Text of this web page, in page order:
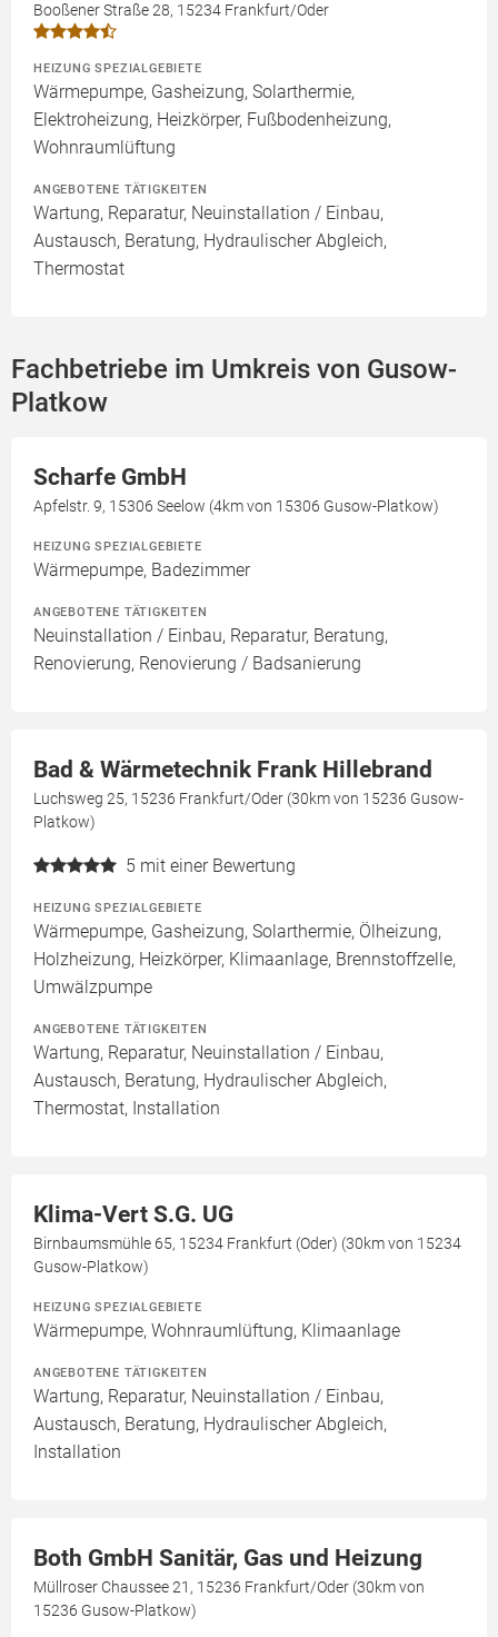
Booßener Straße 28, 15234 Frankfurt/Oder
HEIZUNG SPEZIALGEBIETE
Wärmepumpe, Gasheizung, Solarthermie,
Elektroheizung, Heizkörper, Fußbodenheizung,
Wohnraumlüftung
ANGEBOTENE TÄTIGKEITEN
Wartung, Reparatur, Neuinstallation / Einbau,
Austausch, Beratung, Hydraulischer Abgleich,
Thermostat
Fachbetriebe im Umkreis von Gusow-
Platkow
Scharfe GmbH
Apfelstr. 9, 15306 Seelow (4km von 15306 Gusow-Platkow)
HEIZUNG SPEZIALGEBIETE
Wärmepumpe, Badezimmer
ANGEBOTENE TÄTIGKEITEN
Neuinstallation / Einbau, Reparatur, Beratung,
Renovierung, Renovierung / Badsanierung
Bad & Wärmetechnik Frank Hillebrand
Luchsweg 25, 15236 Frankfurt/Oder (30km von 15236 Gusow-
Platkow)
5 mit einer Bewertung
HEIZUNG SPEZIALGEBIETE
Wärmepumpe, Gasheizung, Solarthermie, Ölheizung,
Holzheizung, Heizkörper, Klimaanlage, Brennstoffzelle,
Umwälzpumpe
ANGEBOTENE TÄTIGKEITEN
Wartung, Reparatur, Neuinstallation / Einbau,
Austausch, Beratung, Hydraulischer Abgleich,
Thermostat, Installation
Klima-Vert S.G. UG
Birnbaumsmühle 65, 15234 Frankfurt (Oder) (30km von 15234
Gusow-Platkow)
HEIZUNG SPEZIALGEBIETE
Wärmepumpe, Wohnraumlüftung, Klimaanlage
ANGEBOTENE TÄTIGKEITEN
Wartung, Reparatur, Neuinstallation / Einbau,
Austausch, Beratung, Hydraulischer Abgleich,
Installation
Both GmbH Sanitär, Gas und Heizung
Müllroser Chaussee 21, 15236 Frankfurt/Oder (30km von
15236 Gusow-Platkow)